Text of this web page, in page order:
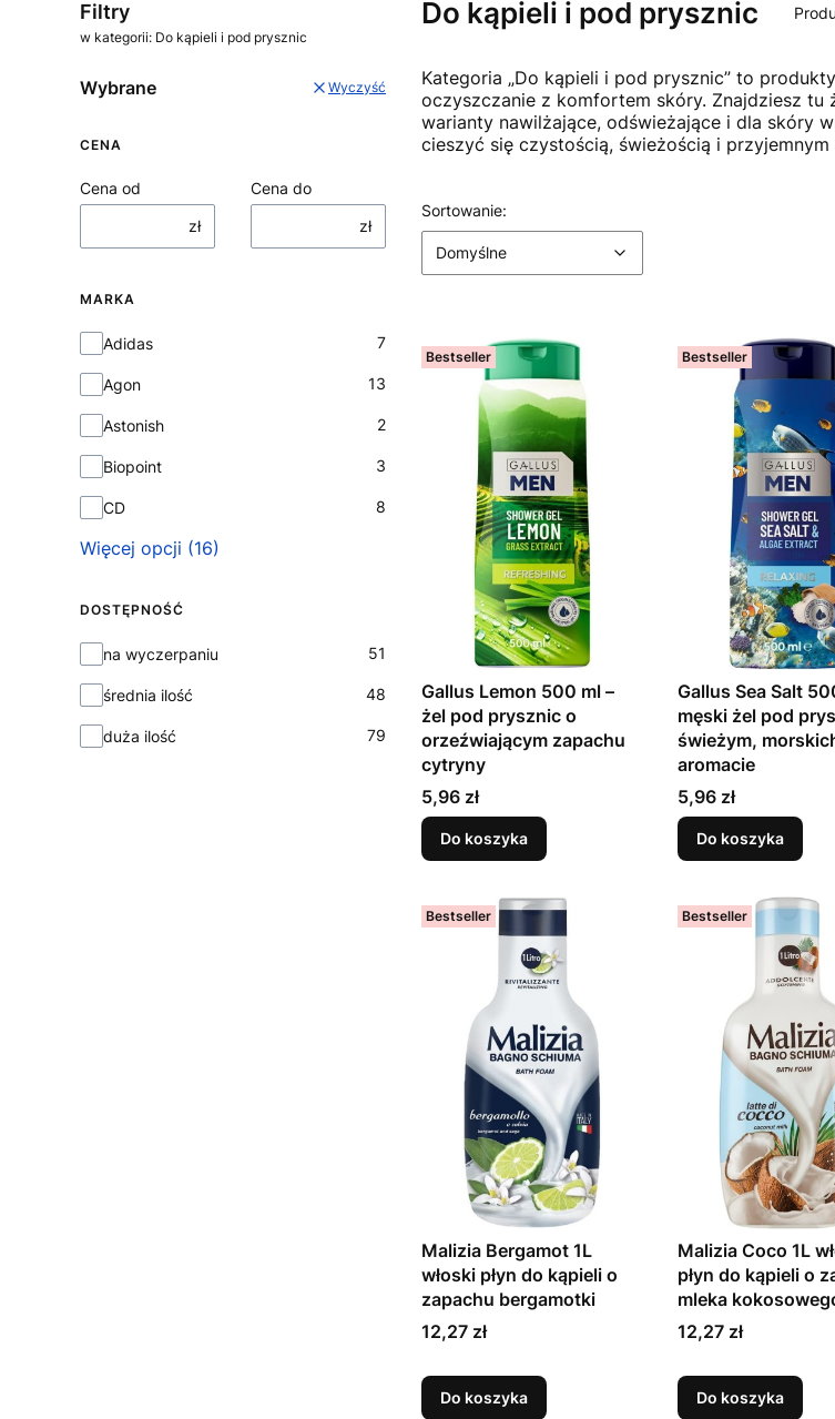
Filtry
w kategorii: Do kąpieli i pod prysznic
Wybrane Wyczyść
CENA
Cena od
zł
Cena do
zł
MARKA
Marka
Adidas 7
Agon 13
Astonish 2
Biopoint 3
CD 8
Więcej opcji (16)
DOSTĘPNOŚĆ
Dostępność
na wyczerpaniu 51
średnia ilość 48
duża ilość 79
Do kąpieli i pod prysznic
Kategoria „Do kąpieli i pod prysznic” to
oczyszczanie z komfortem skóry. Znajdziesz tu
warianty nawilżające, odświeżające i dla skóry
cieszyć się czystością, świeżością i
Lista produktów
Sortowanie:
Domyślne
Bestseller
Gallus Lemon 500 ml –
żel pod prysznic o
orzeźwiającym zapachu
cytryny
Cena
5,96 zł
Do koszyka
Bestseller
Gallus Sea Salt
męski żel pod
świeżym,
aromacie
Cena
5,96 zł
Do koszyka
Bestseller
Malizia Bergamot 1L
włoski płyn do kąpieli o
zapachu bergamotki
Cena
12,27 zł
Do koszyka
Bestseller
Malizia Coco 1L
płyn do kąpieli o
mleka
Cena
12,27 zł
Do koszyka